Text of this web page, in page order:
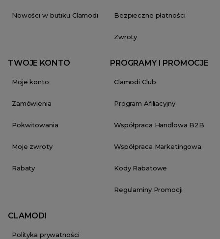
Nowości w butiku Clamodi Bezpieczne płatności
Zwroty
TWOJE KONTO
Moje konto
Zamówienia
Pokwitowania
Moje zwroty
Rabaty
PROGRAMY I PROMOCJE
Clamodi Club
Program Afiliacyjny
Współpraca Handlowa B2B
Współpraca Marketingowa
Kody Rabatowe
Regulaminy Promocji
CLAMODI
Polityka prywatności